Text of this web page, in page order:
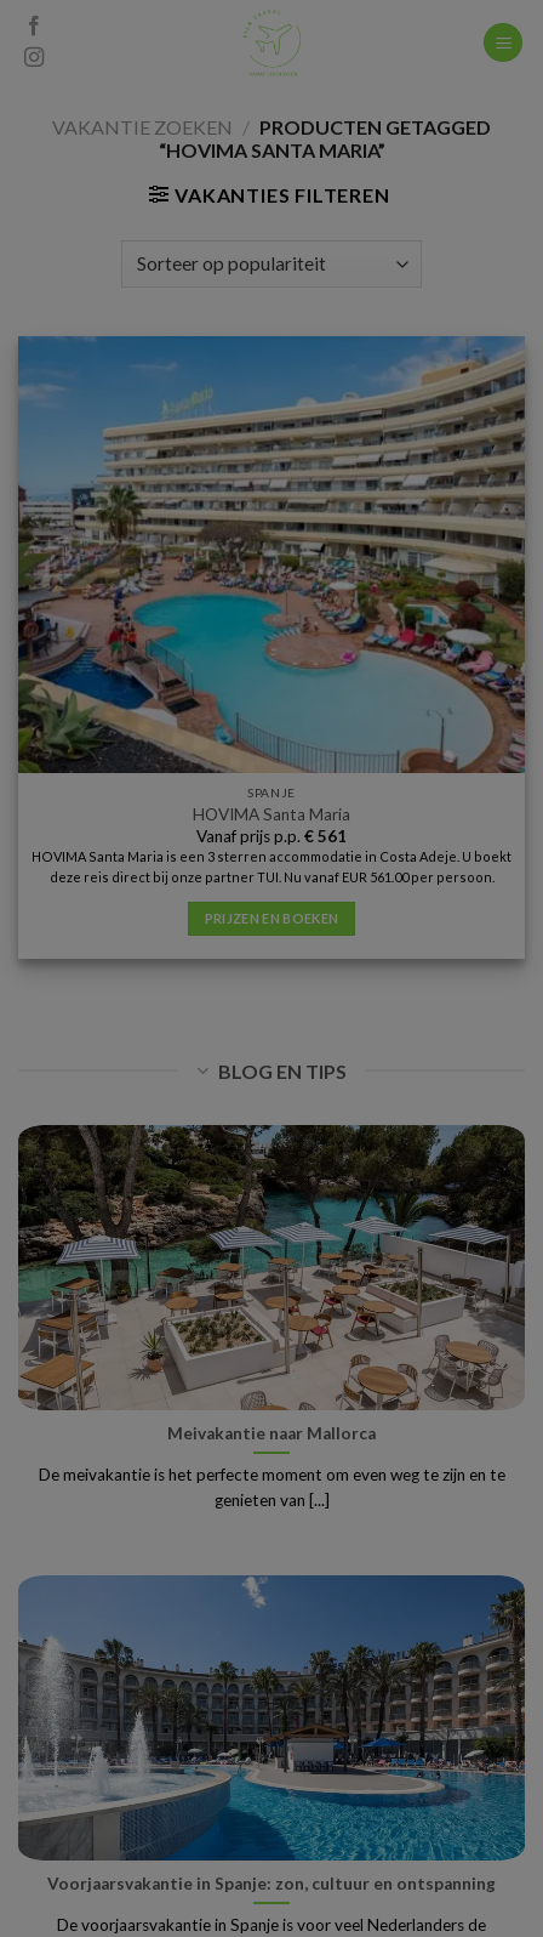
Skip
content
VAKANTIE ZOEKEN / PRODUCTEN GETAGGED
“HOVIMA SANTA MARIA”
VAKANTIES FILTEREN
SPANJE
HOVIMA Santa Maria
Vanaf prijs p.p. €561
HOVIMA Santa Maria is een 3 sterren accommodatie in Costa Adeje. U boekt
deze reis direct bij onze partner TUI. Nu vanaf EUR 561.00 per persoon.
PRIJZEN EN BOEKEN
BLOG EN TIPS
Meivakantie naar Mallorca
De meivakantie is het perfecte moment om even weg te zijn en te
genieten van [...]
Voorjaarsvakantie in Spanje: zon, cultuur en ontspanning
De voorjaarsvakantie in Spanje is voor veel Nederlanders de